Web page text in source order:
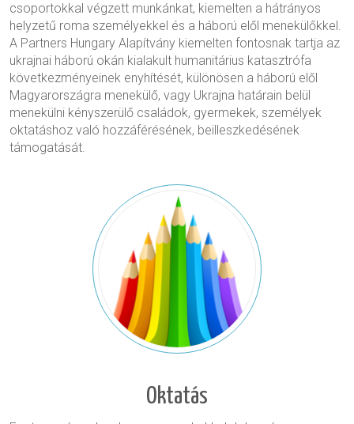
csoportokkal végzett munkánkat, kiemelten a hátrányos
helyzetű roma személyekkel és a háború elől menekülőkkel.
A Partners Hungary Alapítvány kiemelten fontosnak tartja az
ukrajnai háború okán kialakult humanitárius katasztrófa
következményeinek enyhítését, különösen a háború elől
Magyarországra menekülő, vagy Ukrajna határain belül
menekülni kényszerülő családok, gyermekek, személyek
oktatáshoz való hozzáférésének, beilleszkedésének
támogatását.
Oktatás